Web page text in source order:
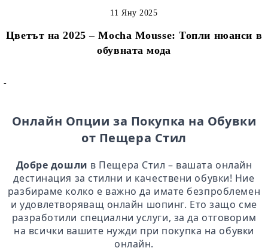
Цветът на 2025 – Mocha Mousse: Топли нюанси в
обувната мода
11 Яну 2025
-
Онлайн Опции за Покупка на Обувки
от Пещера Стил
Добре дошли в Пещера Стил – вашата онлайн
дестинация за стилни и качествени обувки! Ние
разбираме колко е важно да имате безпроблемен
и удовлетворяващ онлайн шопинг. Ето защо сме
разработили специални услуги, за да отговорим
на всички вашите нужди при покупка на обувки
онлайн.